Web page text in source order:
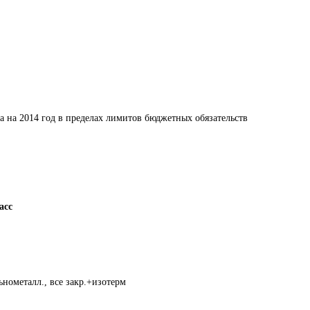
на 2014 год в пределах лимитов бюджетных обязательств
все закр.+изотерм